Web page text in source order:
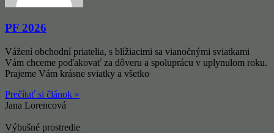
PF 2026
Vážení obchodní priatelia, s blížiacimi sa vianočnými sviatkami
Vám chceme poďakovať za dôveru a spoluprácu v uplynulom roku.
Prajeme Vám krásne sviatky a všetko
Prečítať si článok »
Jana Lorencová
Výbušné prostredie